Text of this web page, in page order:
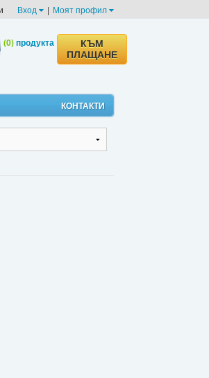
Вход | Моят профил
(0)продукта
КЪМ
ПЛАЩАНЕ
КОНТАКТИ